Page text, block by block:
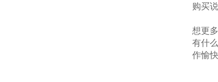
购买
想更
有什
作愉